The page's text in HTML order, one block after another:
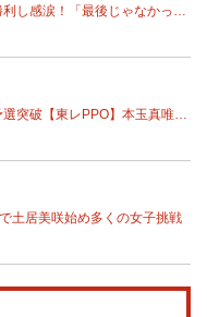
「最後じゃなかった！」【東レPPO】
】本玉真唯、西郷里奈、川口夏実予選突破
土居美咲始め多くの女子挑戦